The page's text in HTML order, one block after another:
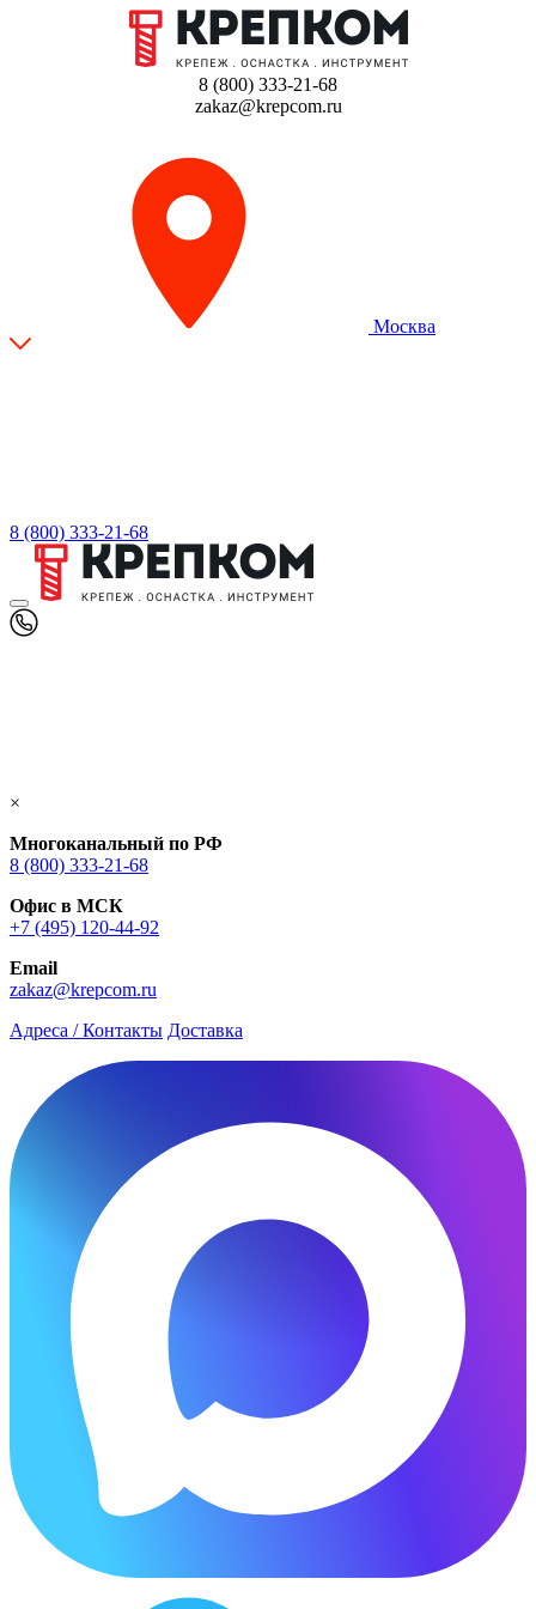
8 (800) 333-21-68
zakaz@krepcom.ru
Москва
8 (800) 333-21-68
×
Многоканальный по РФ
8 (800) 333‑21-68
Офис в МСК
+7 (495) 120-44-92
Email
zakaz@krepcom.ru
Адреса / Контакты Доставка